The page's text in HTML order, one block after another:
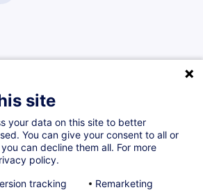
physiques
des revenus du patrimoine des
site
your data on this site to better
You can give your consent to all or
can decline them all. For more
policy.
tracking Remarketing